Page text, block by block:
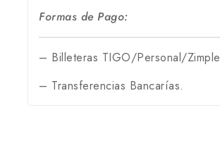
Formas de Pago:
– Billeteras TIGO/Personal/Zimple
– Transferencias Bancarías.